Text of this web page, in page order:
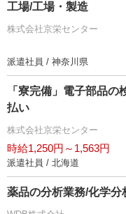
工場/工場・製造
株式会社京栄センター
派遣社員 / 神奈川県
「寮完備」電子部品の
払い
株式会社京栄センター
時給1,250円～1,563円
派遣社員 / 北海道
薬品の分析業務/化学分